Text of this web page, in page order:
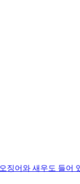
어와 새우도 들어